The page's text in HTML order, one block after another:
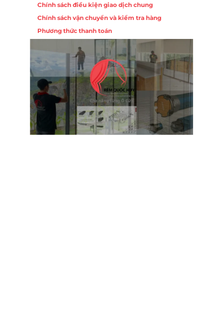
Chính sách điều kiện giao dịch chung
Chính sách vận chuyển và kiểm tra hàng
Phương thức thanh toán